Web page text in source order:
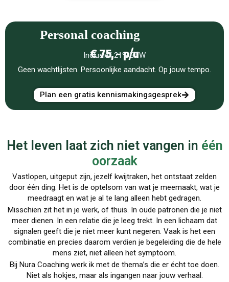
Personal coaching
€ 75, - p/u
Inclusief 21% BTW
Geen wachtlijsten. Persoonlijke aandacht. Op jouw tempo.
Plan een gratis kennismakingsgesprek
Het leven laat zich niet vangen in één
oorzaak
Vastlopen, uitgeput zijn, jezelf kwijtraken, het ontstaat zelden
door één ding. Het is de optelsom van wat je meemaakt, wat je
meedraagt en wat je al te lang alleen hebt gedragen.
Misschien zit het in je werk, of thuis. In oude patronen die je niet
meer dienen. In een relatie die je leeg trekt. In een lichaam dat
signalen geeft die je niet meer kunt negeren. Vaak is het een
combinatie en precies daarom verdien je begeleiding die de hele
mens ziet, niet alleen het symptoom.
Bij Nura Coaching werk ik met de thema’s die er écht toe doen.
Niet als hokjes, maar als ingangen naar jouw verhaal.